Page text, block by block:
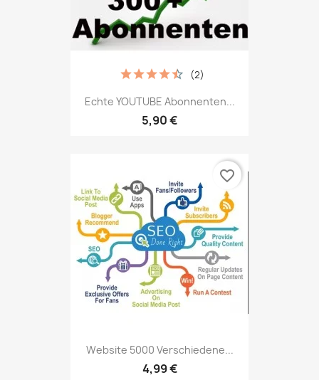
Echte YOUTUBE Abonnenten...
5,90 €
(2)
Website 5000 Verschiedene...
4,99 €
favorite_border